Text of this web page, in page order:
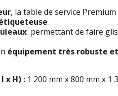
, la table de service
.
permettant de faire
équipement très robuste
x H) : 1 200 mm x 800 mm x 1